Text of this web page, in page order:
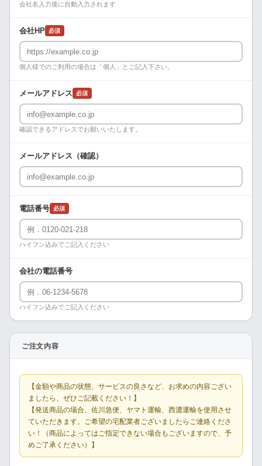
会社名入力後に自動入力されます
会社HP 必須
個人様でのご利用の場合は「個人」とご記入下さい。
メールアドレス 必須
確認できるアドレスでお願いいたします。
メールアドレス（確認）
電話番号 必須
ハイフン込みでご記入ください
会社の電話番号
ハイフン込みでご記入ください
ご注文内容
【金額や商品の状態、サービスの良さなど、お求めの内容ござい
ましたら、ぜひご記載ください！】
【発送商品の場合、佐川急便、ヤマト運輸、西濃運輸を使用させ
ていただきます。ご希望の宅配業者ございましたらご連絡くださ
い！（商品によってはご指定できない場合もございますので、予
めご了承ください）】